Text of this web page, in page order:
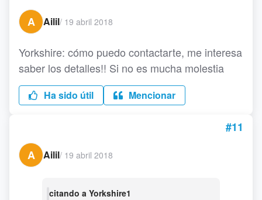
A
Ailil/ 19 abril 2018
Yorkshire: cómo puedo contactarte, me interesa
saber los detalles!! Si no es mucha molestia
Ha sido útil Mencionar
#11
A
Ailil/ 19 abril 2018
citando a Yorkshire1